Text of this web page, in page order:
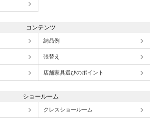
コンテンツ
納品例
張替え
店舗家具選びのポイント
ショールーム
クレスショールーム